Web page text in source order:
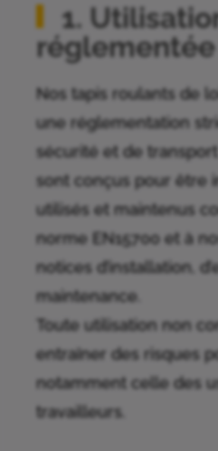
1.
réglementée
Nos tapis roulants de
une réglementation
sécurité et de
sont conçus pour être
utilisés et maintenus
norme EN15700 et à
notices d’installation,
maintenance.
Toute utilisation non
entraîner des risques
notamment celle des
travailleurs.